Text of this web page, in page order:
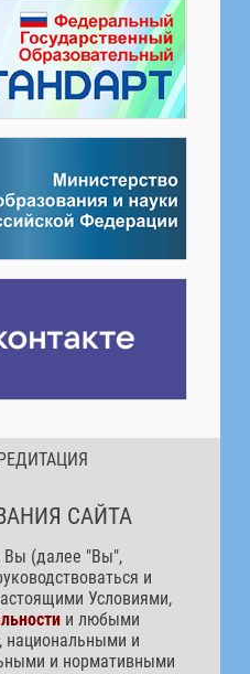
САЙТА
Вы (далее "Вы",
и
Условиями,
и любыми
и
и нормативными